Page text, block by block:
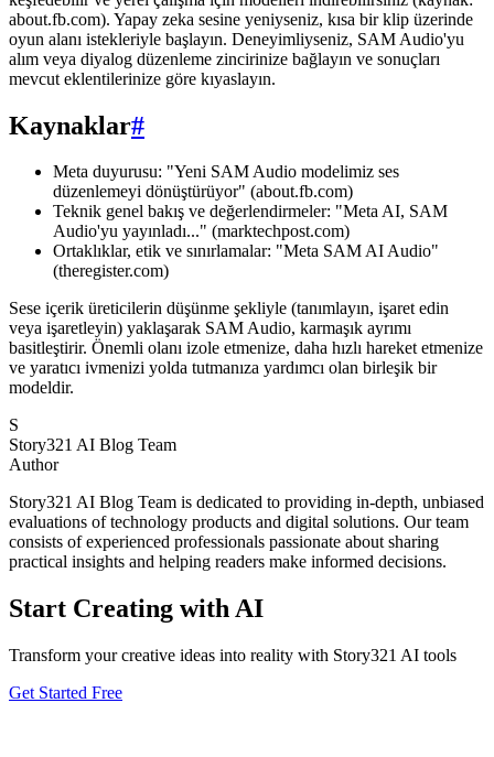
about.fb.com). Yapay zeka sesine yeniyseniz, kısa bir klip üzerinde
oyun alanı istekleriyle başlayın. Deneyimliyseniz, SAM Audio'yu
alım veya diyalog düzenleme zincirinize bağlayın ve sonuçları
mevcut eklentilerinize göre kıyaslayın.
Kaynaklar#
Meta duyurusu: "Yeni SAM Audio modelimiz ses
düzenlemeyi dönüştürüyor" (about.fb.com)
Teknik genel bakış ve değerlendirmeler: "Meta AI, SAM
Audio'yu yayınladı..." (marktechpost.com)
Ortaklıklar, etik ve sınırlamalar: "Meta SAM AI Audio"
(theregister.com)
Sese içerik üreticilerin düşünme şekliyle (tanımlayın, işaret edin
veya işaretleyin) yaklaşarak SAM Audio, karmaşık ayrımı
basitleştirir. Önemli olanı izole etmenize, daha hızlı hareket etmenize
ve yaratıcı ivmenizi yolda tutmanıza yardımcı olan birleşik bir
modeldir.
S
Story321 AI Blog Team
Author
Story321 AI Blog Team is dedicated to providing in-depth, unbiased
evaluations of technology products and digital solutions. Our team
consists of experienced professionals passionate about sharing
practical insights and helping readers make informed decisions.
Start Creating with AI
Transform your creative ideas into reality with Story321 AI tools
Get Started Free